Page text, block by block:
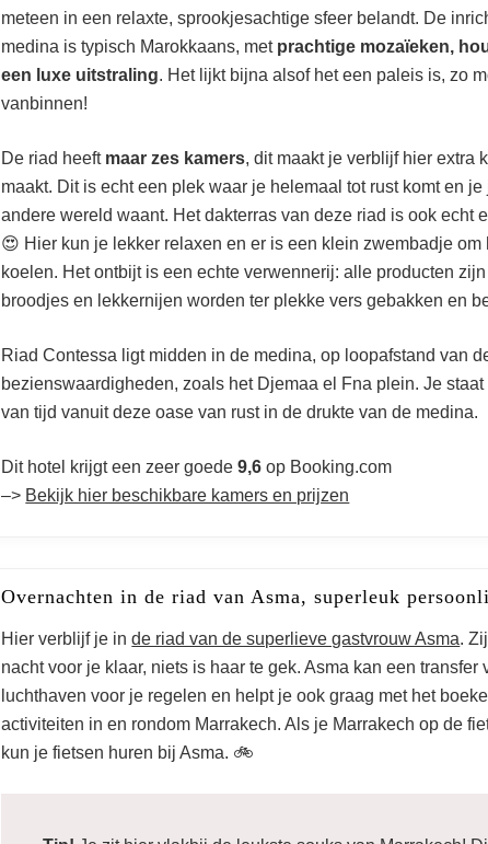
meteen in een relaxte, sprookjesachtige sfeer belandt. De
medina is typisch Marokkaans, met prachtige mozaïeken,
een luxe uitstraling. Het lijkt bijna alsof het een paleis is, zo
vanbinnen!
De riad heeft maar zes kamers, dit maakt je verblijf hier extra
maakt. Dit is echt een plek waar je helemaal tot rust komt en
andere wereld waant. Het dakterras van deze riad is ook echt
😍 Hier kun je lekker relaxen en er is een klein zwembadje om
koelen. Het ontbijt is een echte verwennerij: alle producten
broodjes en lekkernijen worden ter plekke vers gebakken en
Riad Contessa ligt midden in de medina, op loopafstand van
bezienswaardigheden, zoals het Djemaa el Fna plein. Je
van tijd vanuit deze oase van rust in de drukte van de medina.
Dit hotel krijgt een zeer goede9,6op Booking.com
–> Bekijk hier beschikbare kamers en prijzen
Overnachten in de riad van Asma, superleuk
Hier verblijf je inde riad van de superlieve gastvrouw Asma.
nacht voor je klaar, niets is haar te gek. Asma kan een transfer
luchthaven voor je regelen en helpt je ook graag met het
activiteiten in en rondom Marrakech. Als je Marrakech op de
kun je fietsen huren bij Asma. 🚲